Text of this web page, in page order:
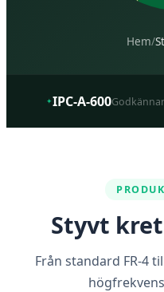
Hem/
✦IPC-A-600
Styvt
Från standard FR-4